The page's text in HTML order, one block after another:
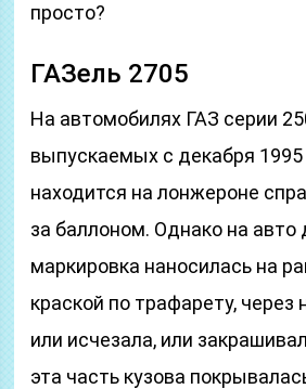
просто?
ГАЗель 2705
На автомобилях ГАЗ серии
выпускаемых с декабря 1995
находится на лонжероне
за баллоном. Однако на авто
маркировка наносилась на
краской по трафарету, через
или исчезала, или
эта часть кузова